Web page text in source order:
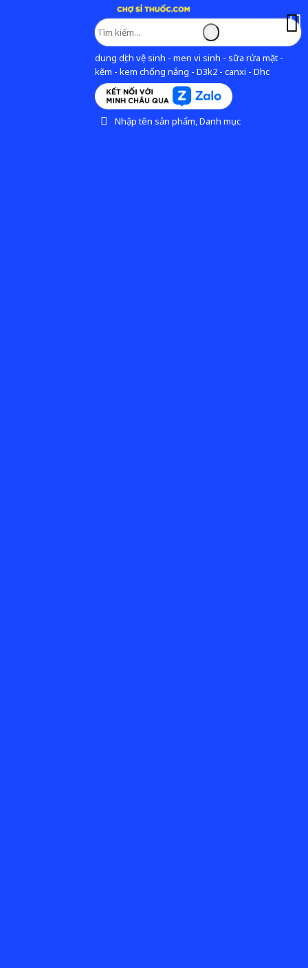
dung dịch vệ sinh - men vi sinh - sữa rửa mặt -
kẽm - kem chống nắng - D3k2 - canxi - Dhc
Nhập tên sản phẩm, Danh mục